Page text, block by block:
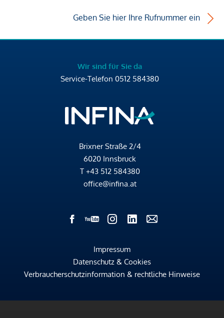
Geben Sie hier Ihre Rufnummer ein
Wir sind für Sie da
Service-Telefon 0512 584380
Brixner Straße 2/4
6020 Innsbruck
T +43 512 584380
office@infina.at
Impressum
Datenschutz & Cookies
Verbraucherschutzinformation & rechtliche Hinweise